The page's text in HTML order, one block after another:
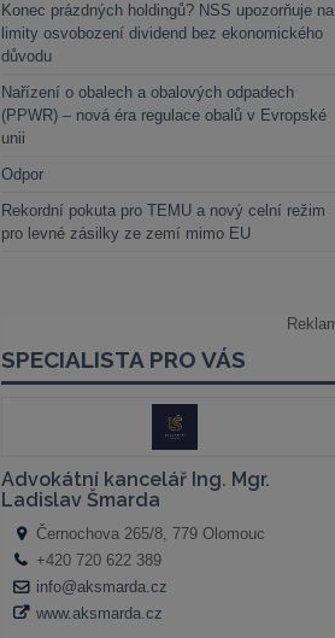
Konec prázdných holdingů? NSS upozorňuje na
limity osvobození dividend bez ekonomického
důvodu
Nařízení o obalech a obalových odpadech
(PPWR) – nová éra regulace obalů v Evropské
unii
Odpor
Rekordní pokuta pro TEMU a nový celní režim
pro levné zásilky ze zemí mimo EU